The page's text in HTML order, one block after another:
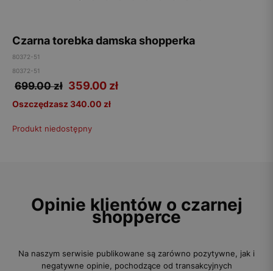
Czarna torebka damska shopperka
80372-51
80372-51
699.00 zł 359.00 zł
Oszczędzasz 340.00 zł
Produkt niedostępny
Opinie klientów o czarnej
shopperce
Na naszym serwisie publikowane są zarówno pozytywne, jak i
negatywne opinie, pochodzące od transakcyjnych